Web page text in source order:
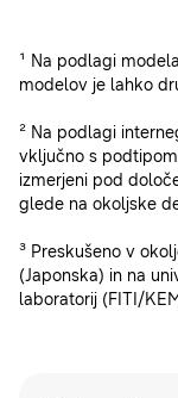
¹ Na podlagi
modelov je lahko
² Na podlagi
vključno s
izmerjeni pod
glede na okoljske
³ Preskušeno v
(Japonska) in na
laboratorij (FITI/